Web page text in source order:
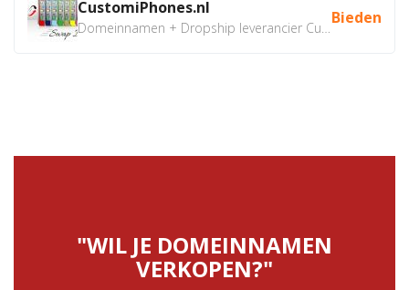
CustomiPhones.nl Bieden
"WIL JE DOMEINNAMEN
VERKOPEN?"